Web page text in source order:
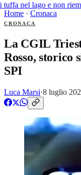
nel lago e non
Home · Cronaca
CRONACA
La CGIL
Rosso, storico
SPI
Luca Marsi·8 luglio